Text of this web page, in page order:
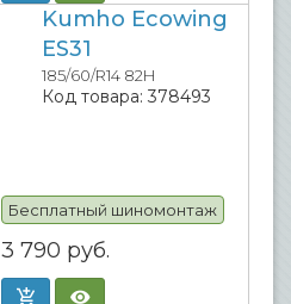
Kumho Ecowing
ES31
185/60/R14 82H
Код товара: 378493
Бесплатный шиномонтаж
3 790 руб.